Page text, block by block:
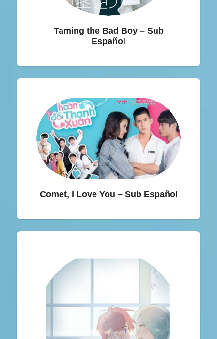
Taming the Bad Boy – Sub
Español
Comet, I Love You – Sub Español